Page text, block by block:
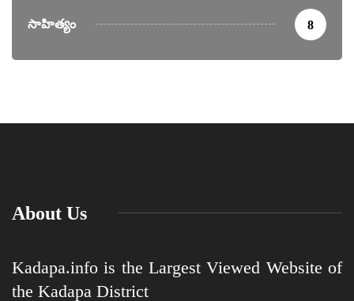
సాహిత్యం 8
About Us
Kadapa.info is the Largest Viewed Website of
the Kadapa District